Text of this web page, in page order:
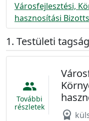
Városfejlesztési,
hasznosítási
Testületi tagság
people
További
részletek
workspace_premium